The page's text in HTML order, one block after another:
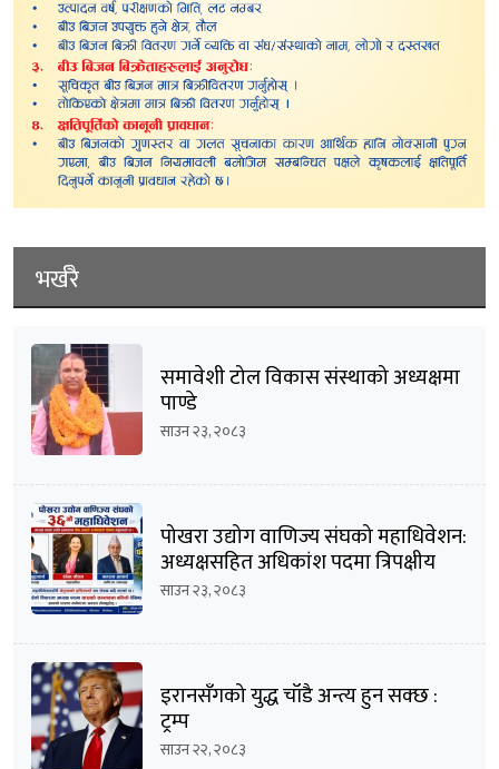
भर्खरै
समावेशी टोल विकास संस्थाको अध्यक्षमा
पाण्डे
साउन २३, २०८३
पोखरा उद्योग वाणिज्य संघको महाधिवेशन:
अध्यक्षसहित अधिकांश पदमा त्रिपक्षीय
भिडन्तको सम्भावना
साउन २३, २०८३
इरानसँगको युद्ध चाँडै अन्त्य हुन सक्छ :
ट्रम्प
साउन २२, २०८३